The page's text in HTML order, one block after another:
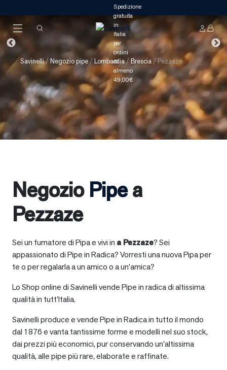
Savinelli/ Negozio pipe/Lombardia/Brescia /Pezzaze
Negozio Pipea
Pezzaze
Sei un fumatore di Pipa e vivi in a Pezzaze? Sei
appassionato di Pipe in Radica? Vorresti una nuova Pipa per
te o per regalarla a un amico o a un’amica?
Lo Shop online di Savinelli vende Pipe in radica di altissima
qualità in tutt’Italia.
Savinelli produce e vende Pipe in Radica in tutto il mondo
dal 1876 e vanta tantissime forme e modelli nel suo stock,
dai prezzi più economici, pur conservando un’altissima
qualità, alle pipe più rare, elaborate e raffinate.